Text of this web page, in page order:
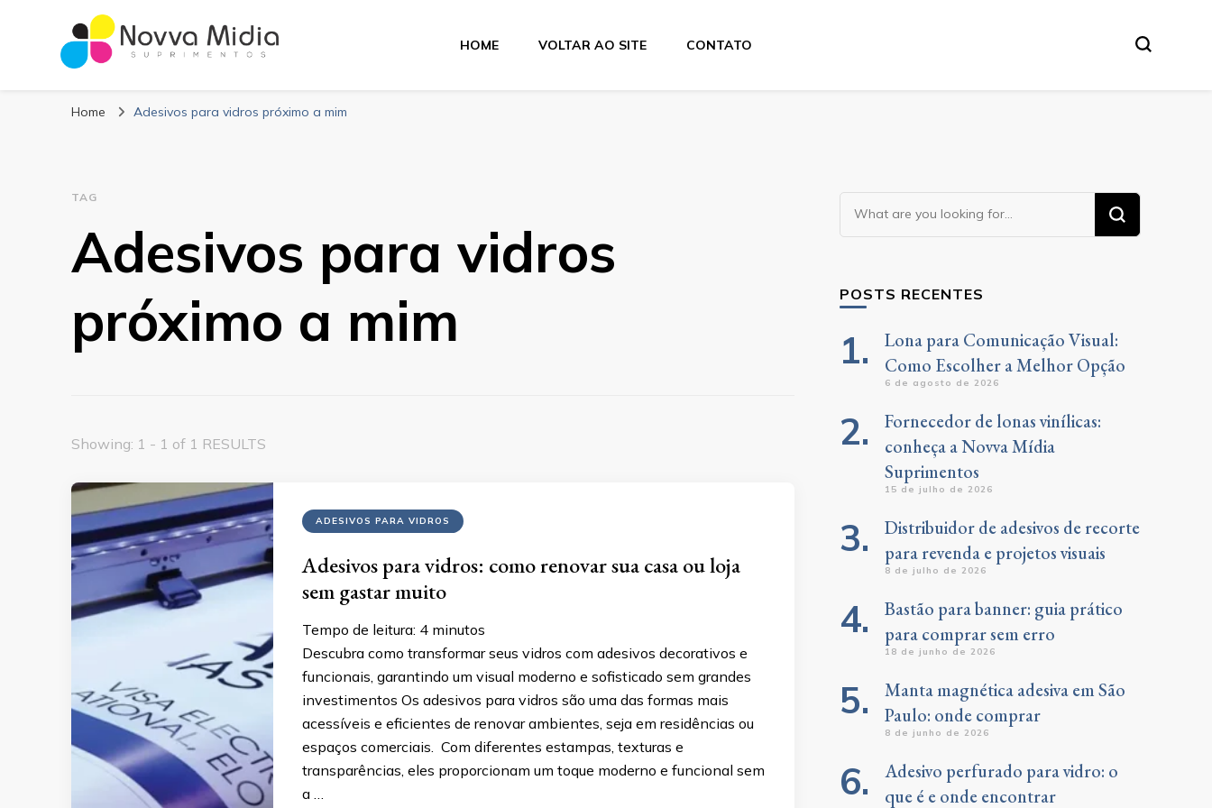
Blog Novva Midia Suprimentos
HOME VOLTAR AO SITE CONTATO
Home Adesivos para vidros próximo a mim
TAG
Adesivos para vidros
próximo a mim
Showing: 1 - 1 of 1 RESULTS
ADESIVOS PARA VIDROS
Adesivos para vidros: como renovar sua casa ou loja
sem gastar muito
Tempo de leitura: 4 minutos
Descubra como transformar seus vidros com adesivos decorativos e
funcionais, garantindo um visual moderno e sofisticado sem grandes
investimentos Os adesivos para vidros são uma das formas mais
acessíveis e eficientes de renovar ambientes, seja em residências ou
espaços comerciais. Com diferentes estampas, texturas e
transparências, eles proporcionam um toque moderno e funcional sem
a …
Looking
for
POSTS RECENTES
Lona para Comunicação Visual:
Como Escolher a Melhor Opção
6 de agosto de 2026
Fornecedor de lonas vinílicas:
conheça a Novva Mídia
Suprimentos
15 de julho de 2026
Distribuidor de adesivos de recorte
para revenda e projetos visuais
8 de julho de 2026
Bastão para banner: guia prático
para comprar sem erro
18 de junho de 2026
Manta magnética adesiva em São
Paulo: onde comprar
8 de junho de 2026
Adesivo perfurado para vidro: o
que é e onde encontrar